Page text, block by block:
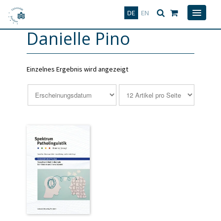
DE EN
Deutsch
Danielle Pino
Einzelnes Ergebnis wird angezeigt